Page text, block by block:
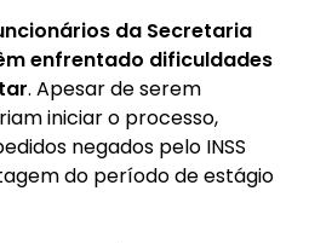
da Secretaria
enfrentado dificuldades
. Apesar de serem
iniciar o processo,
negados pelo INSS
do período de estágio